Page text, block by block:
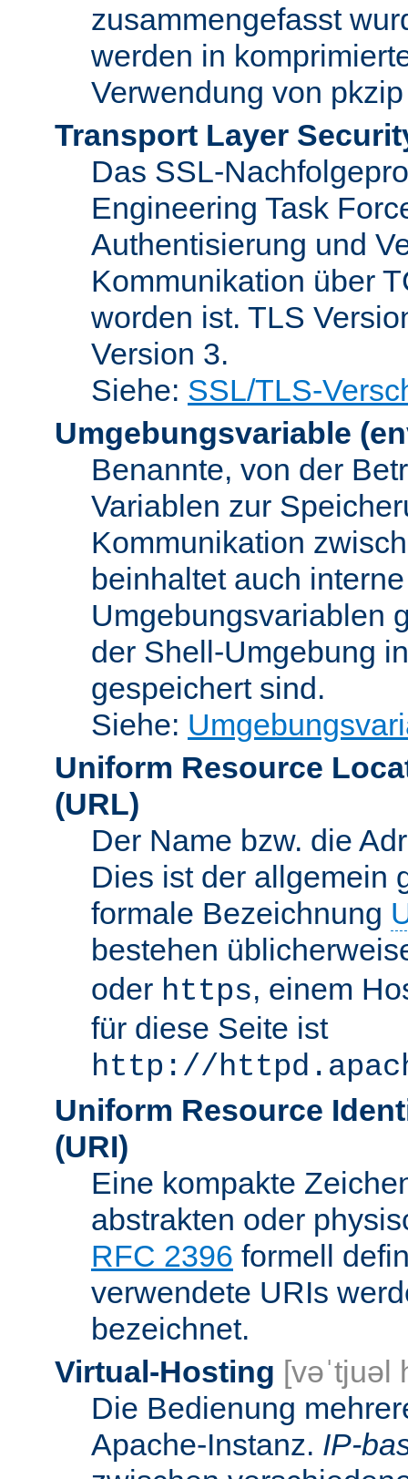
zusammengefasst
werden in
Verwendung von
Transport Layer
Das SSL-
Engineering Task
Authentisierung und
Kommunikation über
worden ist. TLS
Version 3.
Siehe: SSL/TLS-
Umgebungsvariable
Benannte, von der
Variablen zur
Kommunikation
beinhaltet auch
Umgebungsvariablen
der Shell-Umgebung
gespeichert sind.
Siehe:
Uniform Resource
(URL)
Der Name bzw. die
Dies ist der allgemein
formale Bezeichnung
bestehen
oder https, einem
für diese Seite ist
http://
Uniform Resource
(URI)
Eine kompakte
abstrakten oder
RFC 2396 formell
verwendete URIs
bezeichnet.
Virtual-Hosting [vəˈtjuəl
Die Bedienung
Apache-Instanz. IP-